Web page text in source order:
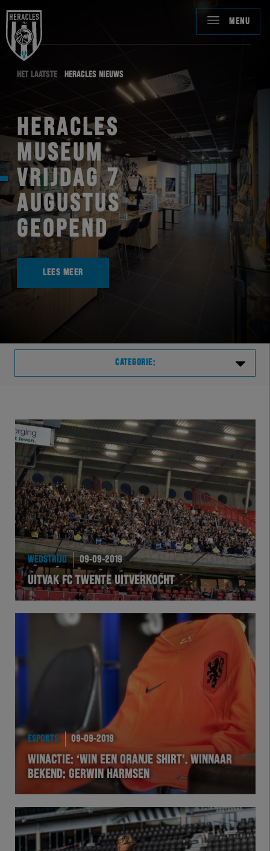
MENU
HET LAATSTE HERACLES NIEUWS
HERACLES
MUSEUM
VRIJDAG 7
AUGUSTUS
GEOPEND
LEES MEER
CATEGORIE:
VVVHER
TELHER
HERVOL
HEREXC
EXCHER
VOLHER
BusinessClub
Foundation
Herakids
Team Zwart Wit
WEDSTRIJD 09-09-2019
UITVAK FC TWENTE UITVERKOCHT
ESPORTS 09-09-2019
WINACTIE: ‘WIN EEN ORANJE SHIRT’. WINNAAR
BEKEND: GERWIN HARMSEN